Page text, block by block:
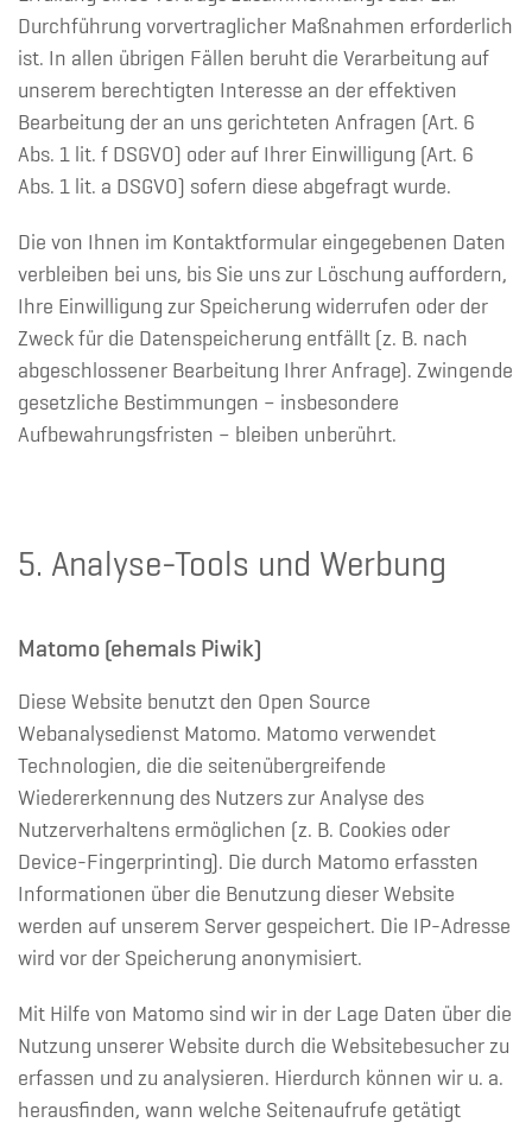
Durchführung vorvertraglicher Maßnahmen erforderlich
ist. In allen übrigen Fällen beruht die Verarbeitung auf
unserem berechtigten Interesse an der effektiven
Bearbeitung der an uns gerichteten Anfragen (Art. 6
Abs. 1 lit. f DSGVO) oder auf Ihrer Einwilligung (Art. 6
Abs. 1 lit. a DSGVO) sofern diese abgefragt wurde.
Die von Ihnen im Kontaktformular eingegebenen Daten
verbleiben bei uns, bis Sie uns zur Löschung auffordern,
Ihre Einwilligung zur Speicherung widerrufen oder der
Zweck für die Datenspeicherung entfällt (z. B. nach
abgeschlossener Bearbeitung Ihrer Anfrage). Zwingende
gesetzliche Bestimmungen – insbesondere
Aufbewahrungsfristen – bleiben unberührt.
5. Analyse-Tools und Werbung
Matomo (ehemals Piwik)
Diese Website benutzt den Open Source
Webanalysedienst Matomo. Matomo verwendet
Technologien, die die seitenübergreifende
Wiedererkennung des Nutzers zur Analyse des
Nutzerverhaltens ermöglichen (z. B. Cookies oder
Device-Fingerprinting). Die durch Matomo erfassten
Informationen über die Benutzung dieser Website
werden auf unserem Server gespeichert. Die IP-Adresse
wird vor der Speicherung anonymisiert.
Mit Hilfe von Matomo sind wir in der Lage Daten über die
Nutzung unserer Website durch die Websitebesucher zu
erfassen und zu analysieren. Hierdurch können wir u. a.
herausfinden, wann welche Seitenaufrufe getätigt